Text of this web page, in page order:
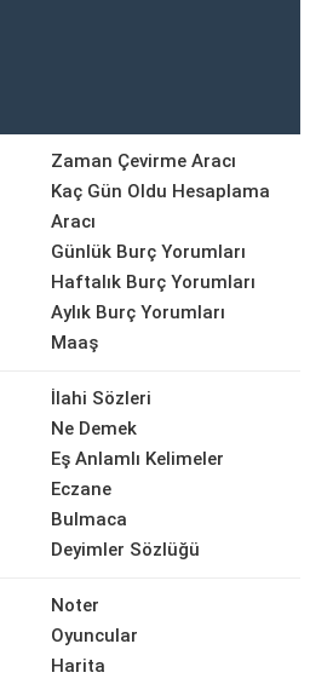
Zaman Çevirme Aracı
Kaç Gün Oldu Hesaplama
Aracı
Günlük Burç Yorumları
Haftalık Burç Yorumları
Aylık Burç Yorumları
Maaş
İlahi Sözleri
Ne Demek
Eş Anlamlı Kelimeler
Eczane
Bulmaca
Deyimler Sözlüğü
Noter
Oyuncular
Harita